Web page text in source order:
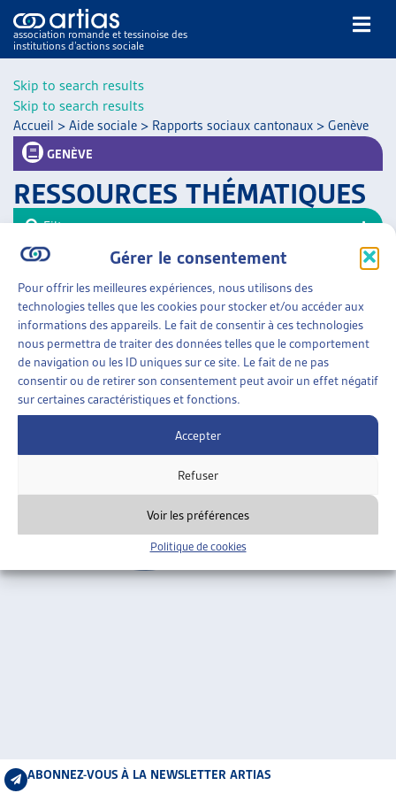
Skip to search results
Gérer le consentement
Pour offrir les meilleures expériences, nous utilisons des
technologies telles que les cookies pour stocker et/ou accéder aux
informations des appareils. Le fait de consentir à ces technologies
nous permettra de traiter des données telles que le comportement
de navigation ou les ID uniques sur ce site. Le fait de ne pas
consentir ou de retirer son consentement peut avoir un effet négatif
sur certaines caractéristiques et fonctions.
Accepter
Refuser
Voir les préférences
Politique de cookies
Skip to search results
association romande et tessinoise des
institutions d’actions sociale
NOS PUBLICATIONS
DOSSIERS DU MOIS
VEILLE
RESSOURCES
THÉMATIQUES
GUIDE SOCIAL ROMAND
AUTRES
ARTIAS
PROJETS ET ACTIVITÉS
Accueil > Aide sociale > Rapports sociaux cantonaux > Genève
GENÈVE
RESSOURCES THÉMATIQUES
AIDE SOCIALE»RAPPORTS SOCIAUX CANTONAUX
»GENÈVE
RAPPORT D’OBSERVATION SUR LA PAUVRETÉ
Canton de Genève, sept. 2016
Genève
Filtrer
Trier
ABONNEZ-VOUS À LA NEWSLETTER ARTIAS